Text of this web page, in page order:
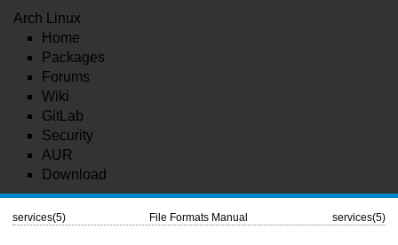
Arch Linux
Home
Packages
Forums
Wiki
GitLab
Security
AUR
Download
services(5) File Formats Manual services(5)